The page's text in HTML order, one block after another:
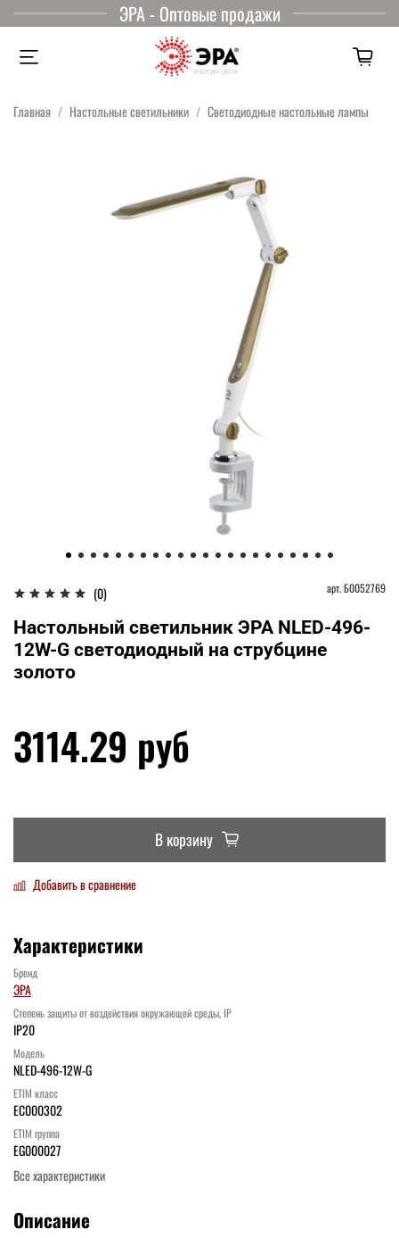
ЭРА - Оптовые продажи
Главная Настольные светильники Светодиодные настольные лампы
(0) арт.Б0052769
Настольный светильник ЭРА NLED-496-
12W-G светодиодный на струбцине
золото
3114.29 руб
В корзину
Добавить в сравнение
Характеристики
Бренд
ЭРА
Степень защиты от воздействия окружающей среды, IP
IP20
Модель
NLED-496-12W-G
ETIM класс
EC000302
ETIM группа
EG000027
Все характеристики
Описание